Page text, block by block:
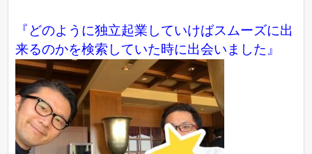
『どのように独立起業していけばスムーズに出
来るのかを検索していた時に出会いました』